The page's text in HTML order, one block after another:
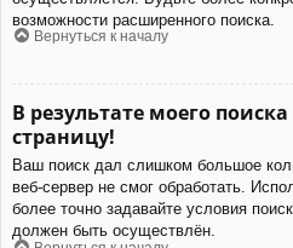
возможности расширенного поиска.
Вернуться к началу
В результате моего
страницу!
Ваш поиск дал слишком большое
веб-сервер не смог обработать.
более точно задавайте условия
должен быть осуществлён.